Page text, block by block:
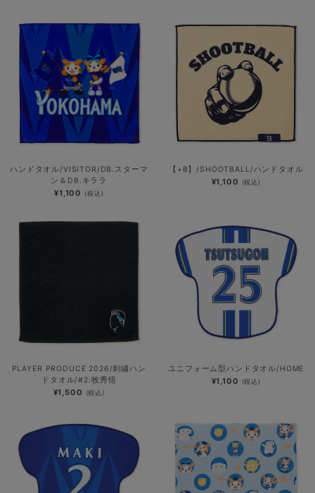
ハンドタオル/VISITOR/DB.スターマ
ン＆DB.キララ
¥1,100 (税込)
【+B】/SHOOTBALL/ハンドタオル
¥1,100 (税込)
PLAYER PRODUCE 2026/刺繍ハン
ドタオル/#2:牧秀悟
¥1,500 (税込)
ユニフォーム型ハンドタオル/HOME
¥1,100 (税込)